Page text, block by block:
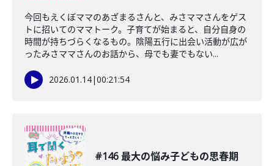
今回もえくぼママのあざまるさんと、みさママさんをゲス
トに招いてのママトーク。子育てが始まると、自分自身の
時間が持ちづらくなるもの。陰陽五行に出会い活動が広が
ったみさママさんのお話から、母でも妻でもない...
2026.01.14|00:21:54
#146 最大の悩み子どもの思春期